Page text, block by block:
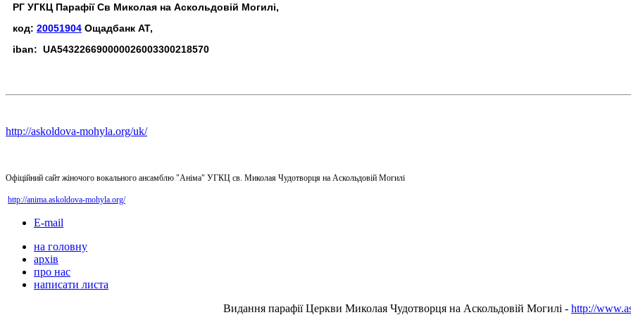
РГ УГКЦ Парафії Св Миколая на Аскольдовій Могилі,
код: 20051904 Ощадбанк АТ,
iban: UA543226690000026003300218570
http://askoldova-mohyla.org/uk/
Офіційний сайт жіночого вокального ансамблю "Аніма" УГКЦ св. Миколая Чудотворця на Аскольдовій Могилі
http://anima.askoldova-mohyla.org/
E-mail
на головну
архів
про нас
написати листа
Видання парафії Церкви Миколая Чудотворця на Аскольдовій Могилі - http://